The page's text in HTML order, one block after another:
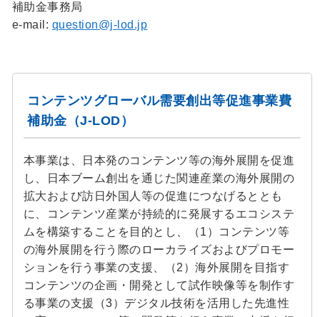
補助金事務局
e-mail: question@j-lod.jp
コンテンツグローバル需要創出等促進事業費
補助金（J-LOD）
本事業は、日本発のコンテンツ等の海外展開を促進
し、日本ブーム創出を通じた関連産業の海外展開の
拡大および訪日外国人等の促進につなげるととも
に、コンテンツ産業が持続的に発展するエコシステ
ムを構築することを目的とし、（1）コンテンツ等
の海外展開を行う際のローカライズおよびプロモー
ションを行う事業の支援、（2）海外展開を目指す
コンテンツの企画・開発として試作映像等を制作す
る事業の支援（3）デジタル技術を活用した先進性